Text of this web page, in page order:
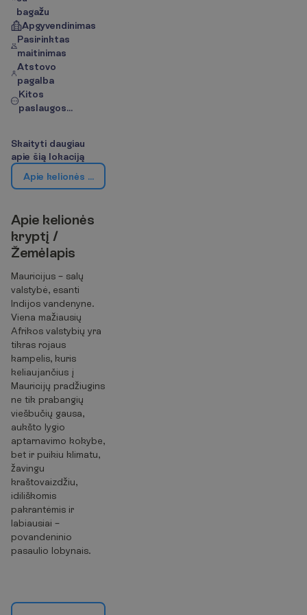
bagažu
Apgyvendinimas
Pasirinktas
maitinimas
Atstovo
pagalba
Kitos
paslaugos...
Skaityti daugiau
apie šią lokaciją
Apie kelionės kr
Apie kelionės
kryptį /
Žemėlapis
Mauricijus – salų
valstybė, esanti
Indijos vandenyne.
Viena mažiausių
Afrikos valstybių yra
tikras rojaus
kampelis, kuris
keliaujančius į
Mauricijų pradžiugins
ne tik prabangių
viešbučių gausa,
aukšto lygio
aptarnavimo kokybe,
bet ir puikiu klimatu,
žavingu
kraštovaizdžiu,
idiliškomis
pakrantėmis ir
labiausiai –
povandeninio
pasaulio lobynais.